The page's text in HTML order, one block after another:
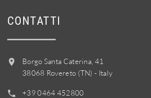
CONTATTI
Borgo Santa Caterina, 41
38068 Rovereto (TN) - Italy
+39 0464 452800